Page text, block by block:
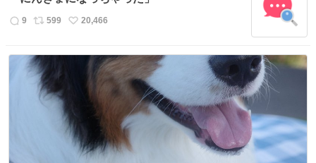
ト
数
数
返
数
9
リ
ス
ト
数
599
い
ね
20,466